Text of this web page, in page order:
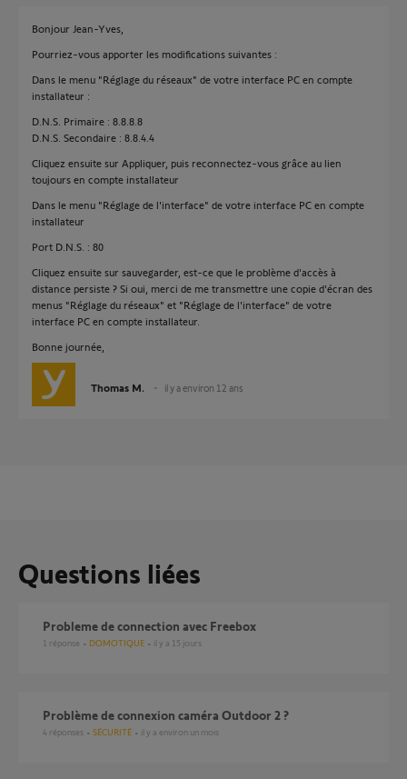
Bonjour Jean-Yves,
Pourriez-vous apporter les modifications suivantes :
Dans le menu "Réglage du réseaux" de votre interface PC en compte
installateur :
D.N.S. Primaire : 8.8.8.8
D.N.S. Secondaire : 8.8.4.4
Cliquez ensuite sur Appliquer, puis reconnectez-vous grâce au lien
toujours en compte installateur
Dans le menu "Réglage de l'interface" de votre interface PC en compte
installateur
Port D.N.S. : 80
Cliquez ensuite sur sauvegarder, est-ce que le problème d'accès à
distance persiste ? Si oui, merci de me transmettre une copie d'écran des
menus "Réglage du réseaux" et "Réglage de l'interface" de votre
interface PC en compte installateur.
Bonne journée,
Thomas M. il y a environ 12 ans
Questions liées
probleme de connection avec Freebox
1 réponse DOMOTIQUE il y a 15 jours
Problème de connexion caméra Outdoor 2 ?
4 réponses SÉCURITÉ il y a environ un mois